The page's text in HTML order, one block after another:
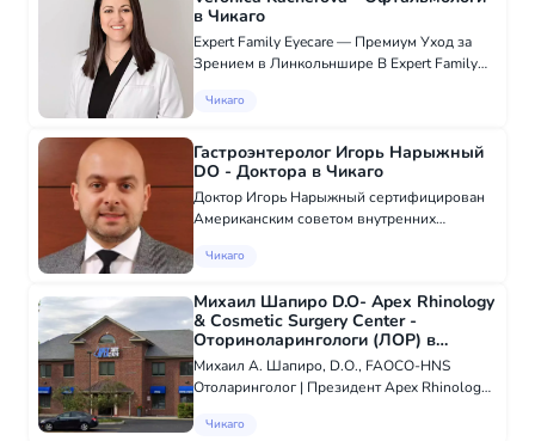
в Чикаго
Expert Family Eyecare — Премиум Уход за
Зрением в Линкольншире В Expert Family
спектр услуг для всей семьи, включая детей:
с...
Чикаго
Гастроэнтеролог Игорь Нарыжный
DO - Доктора в Чикаго
Доктор Игорь Нарыжный сертифицирован
Американским советом внутренних
специализируется на диагностике и
желудочно-кишечного тракта, включа...
Чикаго
Михаил Шапиро D.O- Apex Rhinology
& Cosmetic Surgery Center -
Оториноларингологи (ЛОР) в
Чикаго
Михаил А. Шапиро, D.O., FAOCO-HNS
Отоларинголог | Президент Apex Rhinology
Medical Arts Unlimited Corporation Наша
Чикаго